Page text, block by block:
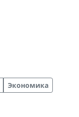
Экономика